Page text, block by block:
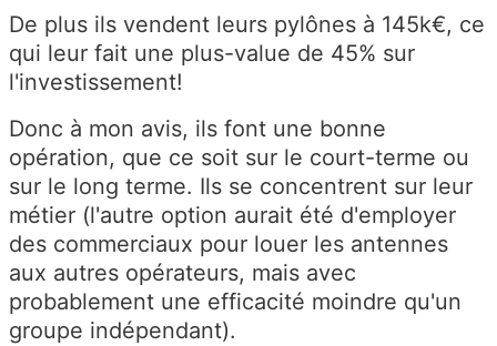
De plus ils vendent leurs pylônes à 145k€, ce
qui leur fait une plus-value de 45% sur
l'investissement!
Donc à mon avis, ils font une bonne
opération, que ce soit sur le court-terme ou
sur le long terme. Ils se concentrent sur leur
métier (l'autre option aurait été d'employer
des commerciaux pour louer les antennes
aux autres opérateurs, mais avec
probablement une efficacité moindre qu'un
groupe indépendant).